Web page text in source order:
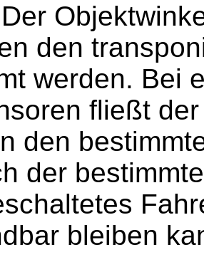
Der
den
werden. Bei
fließt
den
der
bleiben